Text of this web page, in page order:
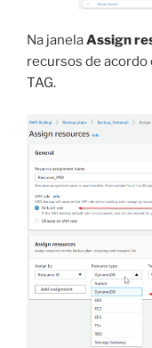
Na janelaAssign
recursos de
TAG.